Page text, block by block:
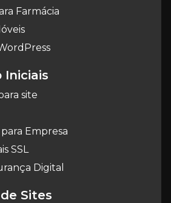
Farmácia
Iniciais
site
Empresa
SSL
Digital
Sites